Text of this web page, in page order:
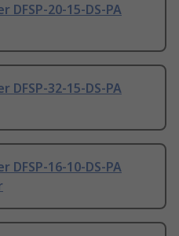
DFSP-20-15-DS-PA
DFSP-32-15-DS-PA
DFSP-16-10-DS-PA